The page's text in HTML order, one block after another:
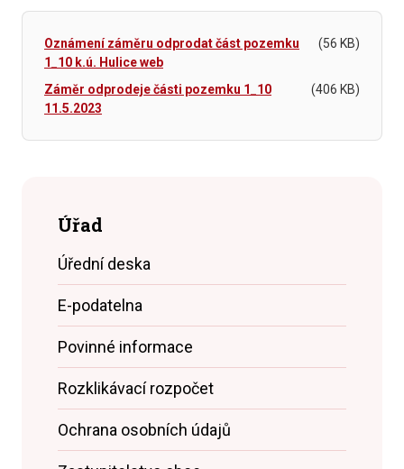
Oznámení záměru odprodat část pozemku
1_10 k.ú. Hulice web
(56 KB)
Záměr odprodeje části pozemku 1_10
11.5.2023
(406 KB)
Úřad
Úřední deska
E-podatelna
Povinné informace
Rozklikávací rozpočet
Ochrana osobních údajů